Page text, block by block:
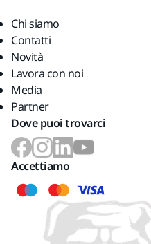
Chi siamo
Contatti
Novità
Lavora con noi
Media
Partner
Dove puoi trovarci
Accettiamo